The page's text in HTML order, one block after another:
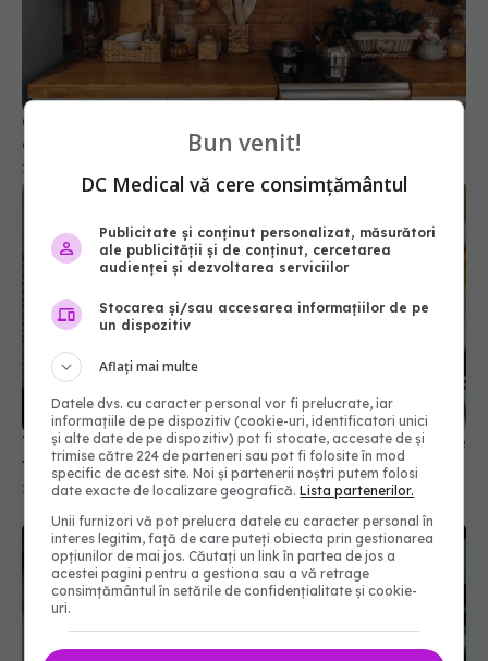
Otrava din bucătărie. Duce la cancer și alte boli
grave
17 aug 2025, 09:30
Trucul cu ulei pentru cartofi prăjiți: ies crocanți de
fiecare dată
27 ian 2026, 10:20
Bun venit!
DC Medical vă cere consimțământul
Publicitate și conținut personalizat, măsurători
ale publicității și de conținut, cercetarea
audienței și dezvoltarea serviciilor
Stocarea și/sau accesarea informațiilor de pe
un dispozitiv
Aflați mai multe
Datele dvs. cu caracter personal vor fi prelucrate, iar
informațiile de pe dispozitiv (cookie-uri, identificatori unici
și alte date de pe dispozitiv) pot fi stocate, accesate de și
trimise către 224 de parteneri sau pot fi folosite în mod
specific de acest site. Noi și partenerii noștri putem folosi
date exacte de localizare geografică.Lista partenerilor.
Unii furnizori vă pot prelucra datele cu caracter personal în
interes legitim, față de care puteți obiecta prin gestionarea
opțiunilor de mai jos. Căutați un link în partea de jos a
acestei pagini pentru a gestiona sau a vă retrage
consimțământul în setările de confidențialitate și cookie-
uri.